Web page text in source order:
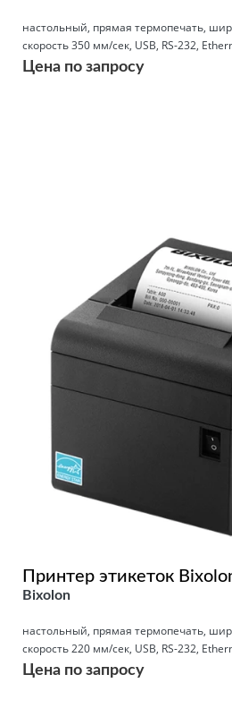
настольный, прямая термопечать,
скорость 350 мм/сек, USB, RS-232,
Цена по запросу
Принтер этикеток
Bixolon
настольный, прямая термопечать,
скорость 220 мм/сек, USB, RS-232,
Цена по запросу